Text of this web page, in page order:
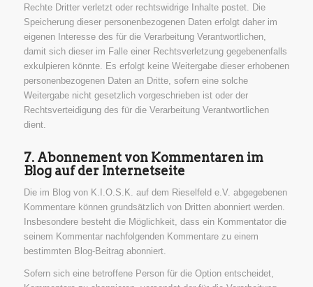
Rechte Dritter verletzt oder rechtswidrige Inhalte postet. Die
Speicherung dieser personenbezogenen Daten erfolgt daher im
eigenen Interesse des für die Verarbeitung Verantwortlichen,
damit sich dieser im Falle einer Rechtsverletzung gegebenenfalls
exkulpieren könnte. Es erfolgt keine Weitergabe dieser erhobenen
personenbezogenen Daten an Dritte, sofern eine solche
Weitergabe nicht gesetzlich vorgeschrieben ist oder der
Rechtsverteidigung des für die Verarbeitung Verantwortlichen
dient.
7. Abonnement von Kommentaren im
Blog auf der Internetseite
Die im Blog von K.I.O.S.K. auf dem Rieselfeld e.V. abgegebenen
Kommentare können grundsätzlich von Dritten abonniert werden.
Insbesondere besteht die Möglichkeit, dass ein Kommentator die
seinem Kommentar nachfolgenden Kommentare zu einem
bestimmten Blog-Beitrag abonniert.
Sofern sich eine betroffene Person für die Option entscheidet,